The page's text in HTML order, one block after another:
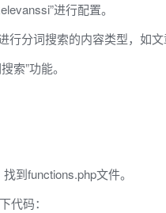
进行配置。
行分词搜索的内容类型，如文
索”功能。
到functions.php文件。
代码：